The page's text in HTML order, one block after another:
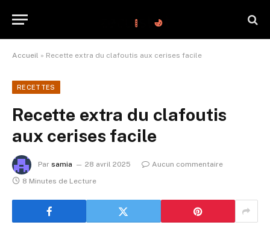
Accueil » Recette extra du clafoutis aux cerises facile
RECETTES
Recette extra du clafoutis
aux cerises facile
Par samia 28 avril 2025
Aucun commentaire
8 Minutes de Lecture